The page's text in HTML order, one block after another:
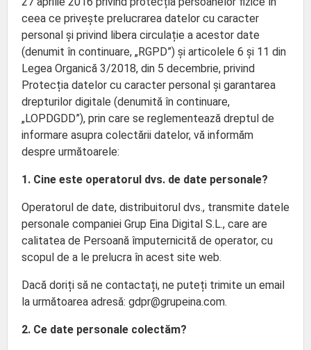
ceea ce privește prelucrarea datelor cu caracter
personal și privind libera circulație a acestor date
(denumit în continuare, „RGPD”) și articolele 6 și 11 din
Legea Organică 3/2018, din 5 decembrie, privind
Protecția datelor cu caracter personal și garantarea
drepturilor digitale (denumită în continuare,
„LOPDGDD”), prin care se reglementează dreptul de
informare asupra colectării datelor, vă informăm
despre următoarele:
1. Cine este operatorul dvs. de date personale?
Operatorul de date, distribuitorul dvs., transmite datele
personale companiei Grup Eina Digital S.L., care are
calitatea de Persoană împuternicită de operator, cu
scopul de a le prelucra în acest site web.
Dacă doriți să ne contactați, ne puteți trimite un email
la următoarea adresă: gdpr@grupeina.com.
2. Ce date personale colectăm?